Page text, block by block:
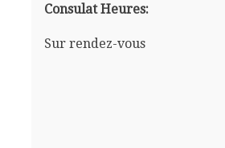
Consulat Heures:
Sur rendez-vous